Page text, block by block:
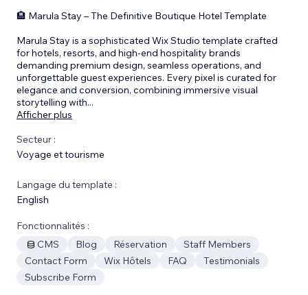
🏨 Marula Stay – The Definitive Boutique Hotel Template
Marula Stay is a sophisticated Wix Studio template crafted
for hotels, resorts, and high-end hospitality brands
demanding premium design, seamless operations, and
unforgettable guest experiences. Every pixel is curated for
elegance and conversion, combining immersive visual
storytelling with...
Afficher plus
Secteur :
Voyage et tourisme
Langage du template :
English
Fonctionnalités :
CMS
Blog Réservation
Staff Members
Contact Form
Wix Hôtels FAQ
Testimonials
Subscribe Form